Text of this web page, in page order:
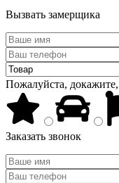
Вызвать замерщика
Пожалуйста,
Заказать звонок